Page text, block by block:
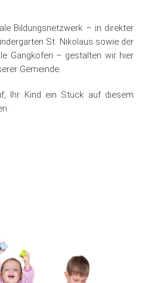
Bildungsnetzwerk – in direkter
St. Nikolaus sowie der
Gangkofen – gestalten wir hier
Gemeinde.
Ihr Kind ein Stück auf diesem